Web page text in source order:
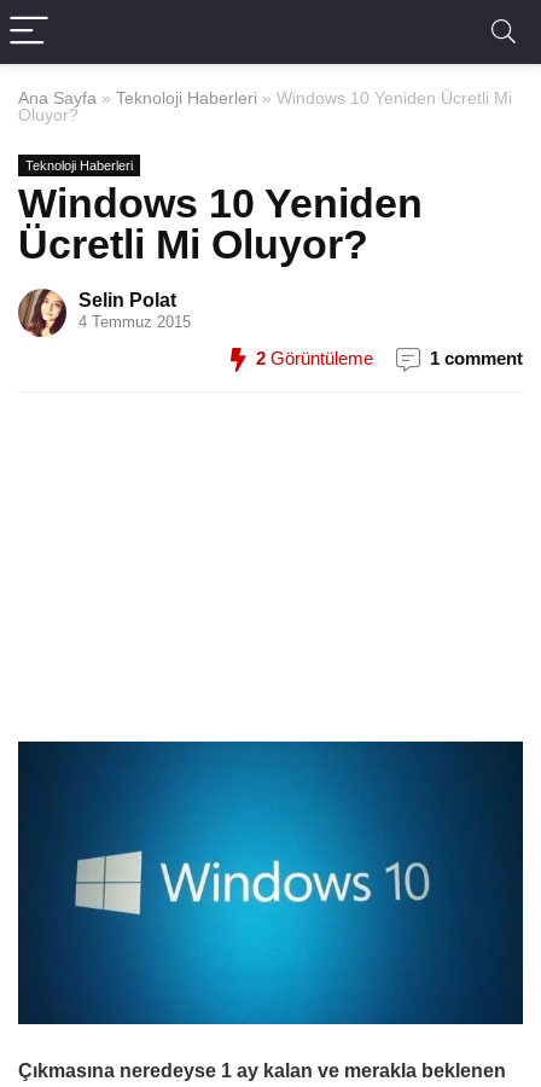
Ana Sayfa » Teknoloji Haberleri » Windows 10 Yeniden Ücretli Mi
Oluyor?
Teknoloji Haberleri
Windows 10 Yeniden
Ücretli Mi Oluyor?
Selin Polat
4 Temmuz 2015
2 Görüntüleme 1 comment
Çıkmasına neredeyse 1 ay kalan ve merakla beklenen